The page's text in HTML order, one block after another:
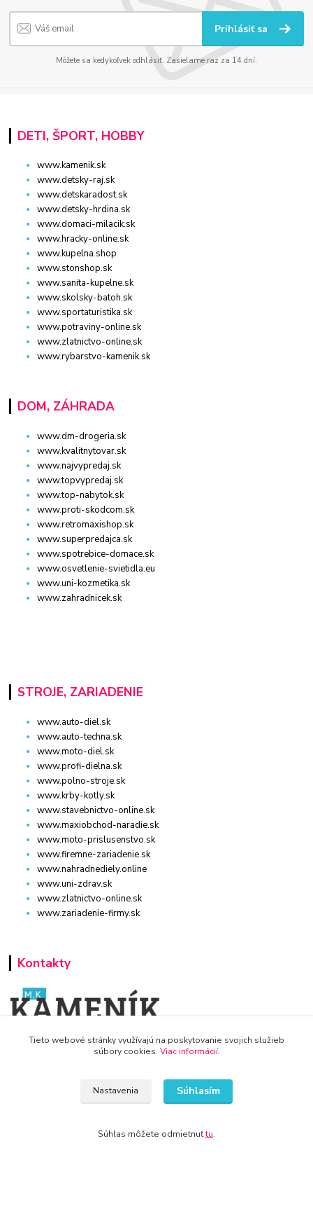
Prihlásiť sa
Môžete sa kedykoľvek odhlásiť. Zasielame raz za 14 dní.
DETI, ŠPORT, HOBBY
www.kamenik.sk
www.detsky-raj.sk
www.detskaradost.sk
www.detsky-hrdina.sk
www.domaci-milacik.sk
www.hracky-online.sk
www.kupelna.shop
www.stonshop.sk
www.sanita-kupelne.sk
www.skolsky-batoh.sk
www.sportaturistika.sk
www.potraviny-online.sk
www.zlatnictvo-online.sk
www.rybarstvo-kamenik.sk
DOM, ZÁHRADA
www.dm-drogeria.sk
www.kvalitnytovar.sk
www.najvypredaj.sk
www.topvypredaj.sk
www.top-nabytok.sk
www.proti-skodcom.sk
www.retromaxishop.sk
www.superpredajca.sk
www.spotrebice-domace.sk
www.osvetlenie-svietidla.eu
www.uni-kozmetika.sk
www.zahradnicek.sk
STROJE, ZARIADENIE
www.auto-diel.sk
www.auto-techna.sk
www.moto-diel.sk
www.profi-dielna.sk
www.polno-stroje.sk
www.krby-kotly.sk
www.stavebnictvo-online.sk
www.maxiobchod-naradie.sk
www.moto-prislusenstvo.sk
www.firemne-zariadenie.sk
www.nahradnediely.online
www.uni-zdrav.sk
www.zlatnictvo-online.sk
www.zariadenie-firmy.sk
Kontakty
WWW.KRBY-KOTLY.SK
Tieto webové stránky využívajú na poskytovanie svojich služieb
súbory cookies. Viac informácií.
Nastavenia Súhlasím
Súhlas môžete odmietnuťtu.